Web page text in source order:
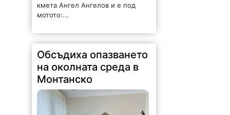
кмета Ангел Ангелов и е под
мотото:...
Обсъдиха опазването
на околната среда в
Монтанско